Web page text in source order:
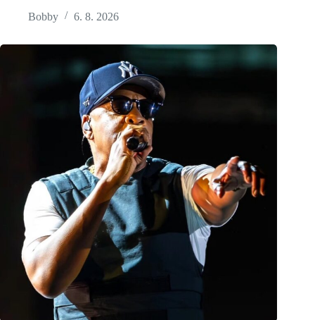
Bobby
6. 8. 2026